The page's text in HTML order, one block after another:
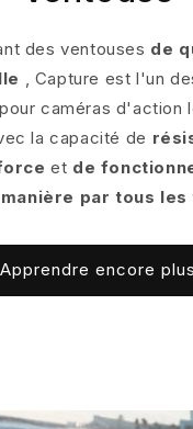
des ventouses de
, Capture est l'un
caméras d'action
la capacité de
et de
par tous les
Apprendre encore plus